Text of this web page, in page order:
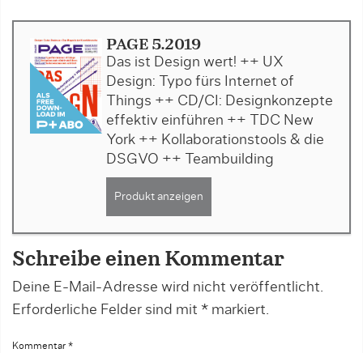
PAGE 5.2019
Das ist Design wert! ++ UX
Design: Typo fürs Internet of
Things ++ CD/CI: Designkonzepte
effektiv einführen ++ TDC New
York ++ Kollaborationstools & die
DSGVO ++ Teambuilding
Produkt anzeigen
Schreibe einen Kommentar
Deine E-Mail-Adresse wird nicht veröffentlicht.
Erforderliche Felder sind mit * markiert.
Kommentar *